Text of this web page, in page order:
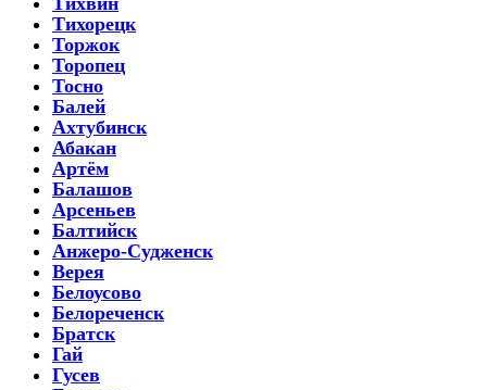
Тихорецк
Торжок
Торопец
Тосно
Балей
Ахтубинск
Абакан
Артём
Балашов
Арсеньев
Балтийск
Анжеро-Судженск
Верея
Белоусово
Белореченск
Братск
Гай
Гусев